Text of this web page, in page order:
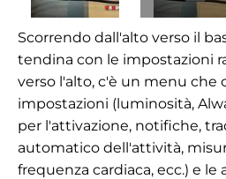
Scorrendo dall'alto verso il
tendina con le impostazioni
verso l'alto, c'è un menu
impostazioni (luminosità,
per l'attivazione, notifiche,
automatico dell'attività,
frequenza cardiaca, ecc.) e le